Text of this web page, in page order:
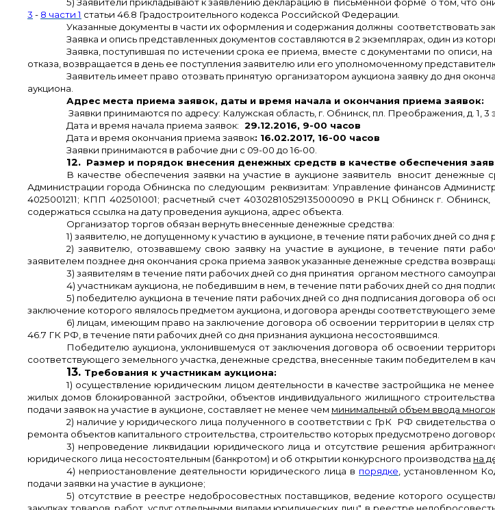
3 - 8 части 1 статьи 46.8 Градостроительного кодекса Российской Федерации
Указанные документы в части их оформления и содержания должны соответствовать
Заявка и опись представленных документов составляются в 2 экземплярах, один из
Заявка, поступившая по истечении срока ее приема, вместе с документами по описи,
отказа, возвращается в день ее поступления заявителю или его уполномоченному
Заявитель имеет право отозвать принятую организатором аукциона заявку до дня
аукциона.
Адрес места приема заявок, даты и время начала и окончания приема заявок:
Заявки принимаются по адресу: Калужская область, г. Обнинск, пл. Преображения, д. 1, 3
Дата и время начала приема заявок: 29.12.2016, 9-00 часов
Дата и время окончания приема заявок: 16.02.2017, 16-00 часов
Заявки принимаются в рабочие дни с 09-00 до 16-00.
12. Размер и порядок внесения денежных средств в качестве обеспечения
В качестве обеспечения заявки на участие в аукционе заявитель вносит денежные
Администрации города Обнинска по следующим реквизитам: Управление финансов
4025001211; КПП 402501001; расчетный счет 40302810529135000090 в РКЦ Обнинск г.
содержаться ссылка на дату проведения аукциона, адрес объекта.
Организатор торгов обязан вернуть внесенные денежные средства:
1) заявителю, не допущенному к участию в аукционе, в течение пяти рабочих дней со
2) заявителю, отозвавшему свою заявку на участие в аукционе, в течение пяти
заявителем позднее дня окончания срока приема заявок указанные денежные средства
3) заявителям в течение пяти рабочих дней со дня принятия органом местного
4) участникам аукциона, не победившим в нем, в течение пяти рабочих дней со дня
5) победителю аукциона в течение пяти рабочих дней со дня подписания договора об
заключение которого являлось предметом аукциона, и договора аренды соответствующего
6) лицам, имеющим право на заключение договора об освоении территории в целях
46.7 ГК РФ, в течение пяти рабочих дней со дня признания аукциона несостоявшимся.
Победителю аукциона, уклонившемуся от заключения договора об освоении
соответствующего земельного участка, денежные средства, внесенные таким победителем в
13. Требования к участникам аукциона:
1) осуществление юридическим лицом деятельности в качестве застройщика не
жилых домов блокированной застройки, объектов индивидуального жилищного
подачи заявок на участие в аукционе, составляет не менее чем минимальный объем ввода
2) наличие у юридического лица полученного в соответствии с ГрК РФ свидетельства
ремонта объектов капитального строительства, строительство которых предусмотрено
3) непроведение ликвидации юридического лица и отсутствие решения
юридического лица несостоятельным (банкротом) и об открытии конкурсного производства на
4) неприостановление деятельности юридического лица в порядке , установленном
подачи заявки на участие в аукционе;
5) отсутствие в реестре недобросовестных поставщиков, ведение которого